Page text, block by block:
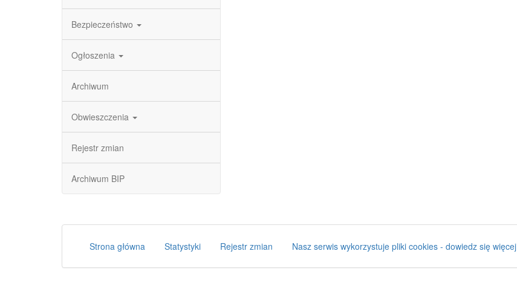
Bezpieczeństwo
Ogłoszenia
Archiwum
Obwieszczenia
Rejestr zmian
Archiwum BIP
Strona główna Statystyki Rejestr zmian Nasz serwis wykorzystuje pliki cookies - dowiedz się więcej